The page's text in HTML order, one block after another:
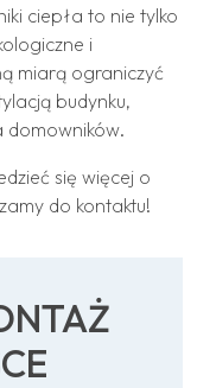
ciepła to nie tylko
i
miarą ograniczyć
budynku,
domowników.
się więcej o
do kontaktu!